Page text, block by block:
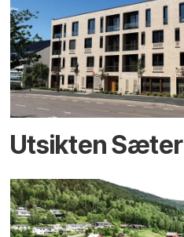
Utsikten Sæter